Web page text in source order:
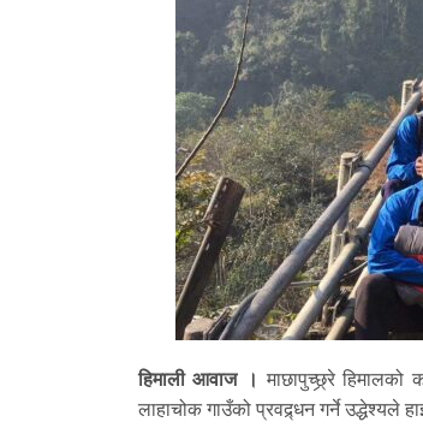
हिमाली आवाज । माछापुच्छ्र्रे
लाहाचोक गाउँको प्रवद्र्धन गर्ने उद्धेश्यले